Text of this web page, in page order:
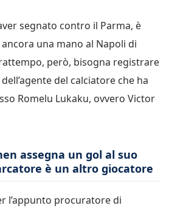
segnato contro il Parma, è
una mano al Napoli di
però, bisogna registrare
del calciatore che ha
Romelu Lukaku, ovvero Victor
assegna un gol al suo
è un altro giocatore
l’appunto procuratore di